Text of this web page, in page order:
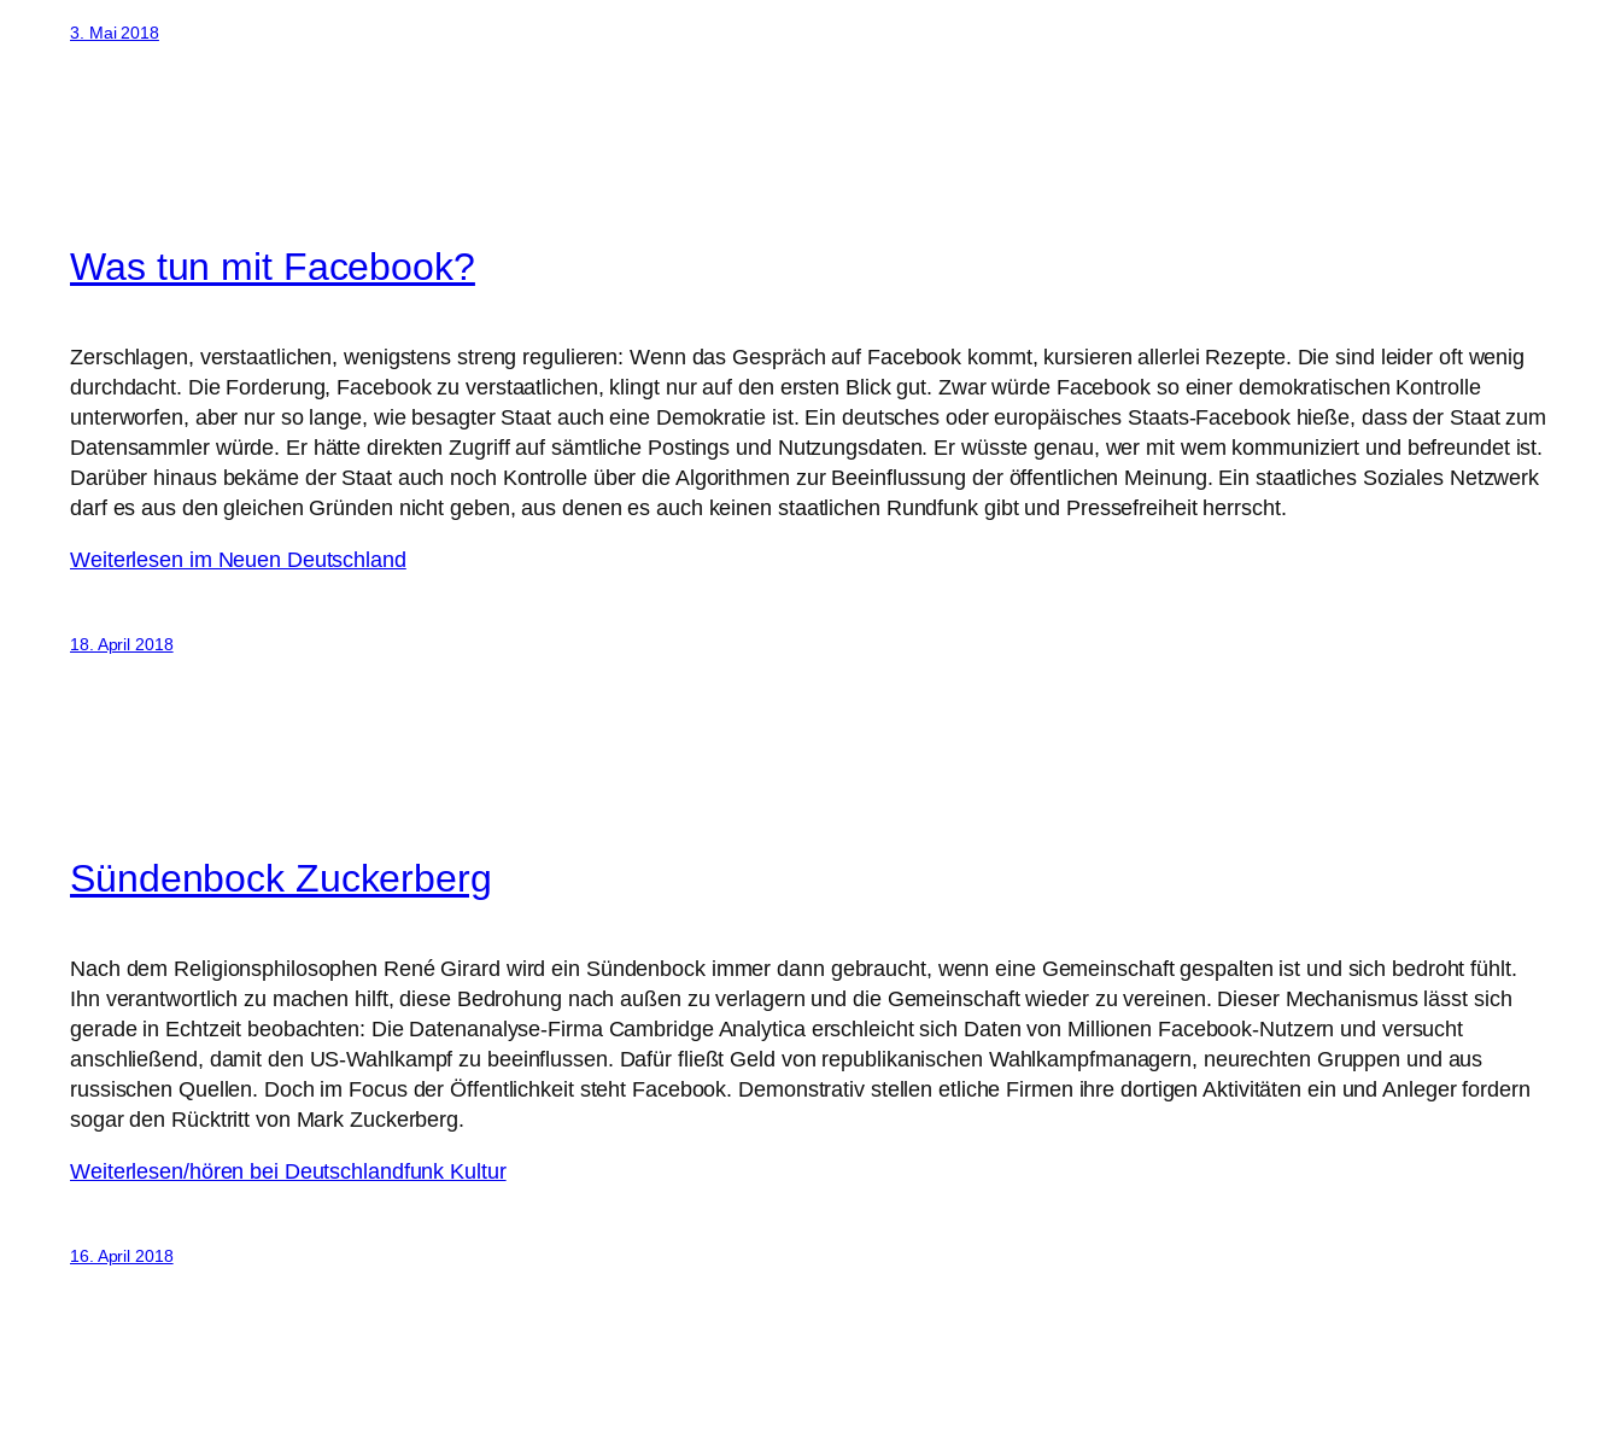
3. Mai 2018
Was tun mit Facebook?
Zerschlagen, verstaatlichen, wenigstens streng regulieren: Wenn das Gespräch auf Facebook kommt, kursieren allerlei Rezepte. Die sind leider oft wenig
durchdacht. Die Forderung, Facebook zu verstaatlichen, klingt nur auf den ersten Blick gut. Zwar würde Facebook so einer demokratischen Kontrolle
unterworfen, aber nur so lange, wie besagter Staat auch eine Demokratie ist. Ein deutsches oder europäisches Staats-Facebook hieße, dass der Staat zum
Datensammler würde. Er hätte direkten Zugriff auf sämtliche Postings und Nutzungsdaten. Er wüsste genau, wer mit wem kommuniziert und befreundet ist.
Darüber hinaus bekäme der Staat auch noch Kontrolle über die Algorithmen zur Beeinflussung der öffentlichen Meinung. Ein staatliches Soziales Netzwerk
darf es aus den gleichen Gründen nicht geben, aus denen es auch keinen staatlichen Rundfunk gibt und Pressefreiheit herrscht.
Weiterlesen im Neuen Deutschland
18. April 2018
Sündenbock Zuckerberg
Nach dem Religionsphilosophen René Girard wird ein Sündenbock immer dann gebraucht, wenn eine Gemeinschaft gespalten ist und sich bedroht fühlt.
Ihn verantwortlich zu machen hilft, diese Bedrohung nach außen zu verlagern und die Gemeinschaft wieder zu vereinen. Dieser Mechanismus lässt sich
gerade in Echtzeit beobachten: Die Datenanalyse-Firma Cambridge Analytica erschleicht sich Daten von Millionen Facebook-Nutzern und versucht
anschließend, damit den US-Wahlkampf zu beeinflussen. Dafür fließt Geld von republikanischen Wahlkampfmanagern, neurechten Gruppen und aus
russischen Quellen. Doch im Focus der Öffentlichkeit steht Facebook. Demonstrativ stellen etliche Firmen ihre dortigen Aktivitäten ein und Anleger fordern
sogar den Rücktritt von Mark Zuckerberg.
Weiterlesen/hören bei Deutschlandfunk Kultur
16. April 2018